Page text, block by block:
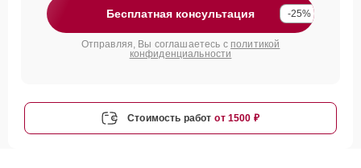
Бесплатная консультация -25%
Отправляя, Вы соглашаетесь с политикой
конфиденциальности
Стоимость работ от 1500 ₽